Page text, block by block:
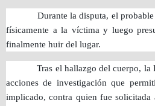
Durante la disputa, el probable
físicamente a la víctima y luego
finalmente huir del lugar.
Tras el hallazgo del cuerpo, la
acciones de investigación que
implicado, contra quien fue